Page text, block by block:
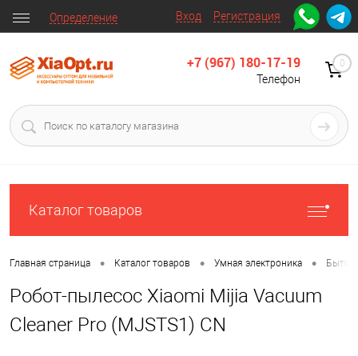
Вход Регистрация
Определение
+7 (967) 180-17-19
Телефон
0
Каталог товаров
Главная страница • Каталог товаров • Умная электроника •
Робот-пылесос Xiaomi Mijia Vacuum
Cleaner Pro (MJSTS1) CN